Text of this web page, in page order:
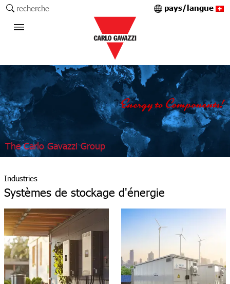
recherche pays/langue
The Carlo Gavazzi Group
Industries
Systèmes de stockage d'énergie